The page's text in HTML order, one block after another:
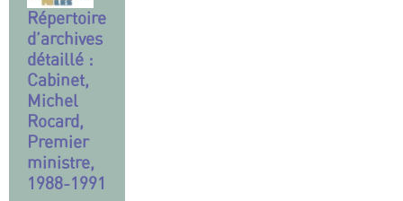
Répertoire
d’archives
détaillé :
Cabinet,
Michel
Rocard,
Premier
ministre,
1988-1991